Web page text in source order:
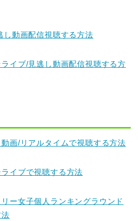
し動画配信視聴する方法
イブ/見逃し動画配信視聴する方
画/リアルタイムで視聴する方法
イブで視聴する方法
ー女子個人ランキングラウンド